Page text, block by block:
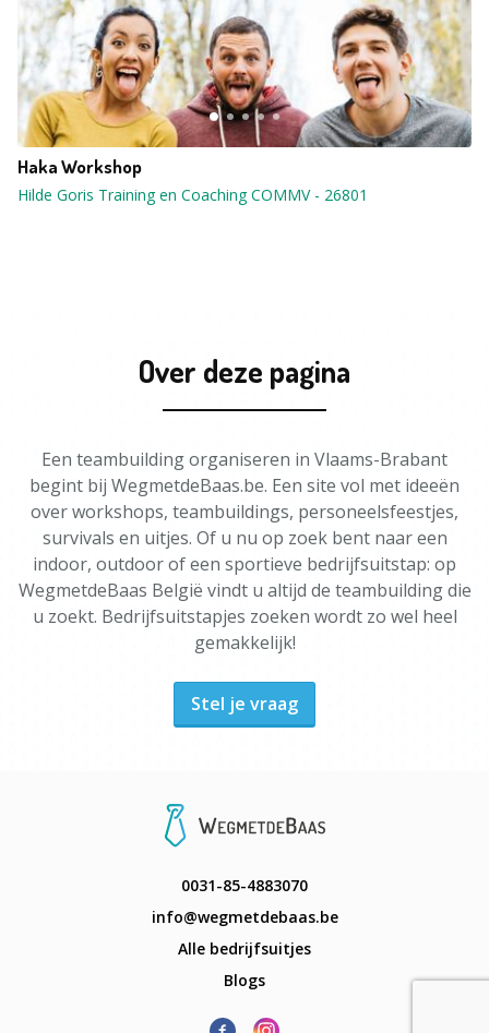
Haka Workshop
Hilde Goris Training en Coaching COMMV- 26801
Over deze pagina
Een teambuilding organiseren in Vlaams-Brabant
begint bij WegmetdeBaas.be. Een site vol met ideeën
over workshops, teambuildings, personeelsfeestjes,
survivals en uitjes. Of u nu op zoek bent naar een
indoor, outdoor of een sportieve bedrijfsuitstap: op
WegmetdeBaas België vindt u altijd de teambuilding die
u zoekt. Bedrijfsuitstapjes zoeken wordt zo wel heel
gemakkelijk!
Stel je vraag
0031-85-4883070
info@wegmetdebaas.be
Alle bedrijfsuitjes
Blogs